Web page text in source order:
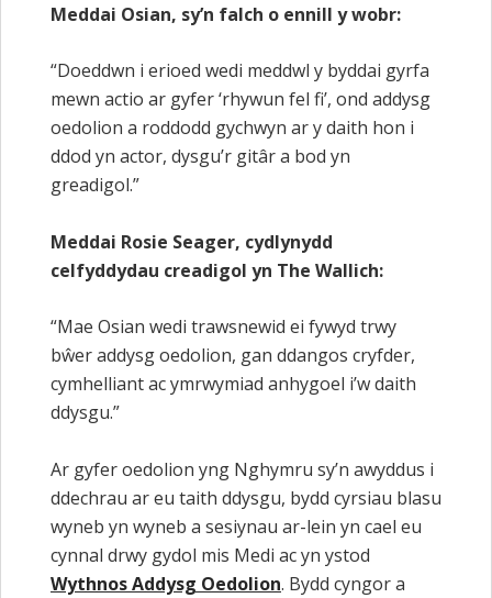
Meddai Osian, sy’n falch o ennill y wobr:
“Doeddwn i erioed wedi meddwl y byddai gyrfa
mewn actio ar gyfer ‘rhywun fel fi’, ond addysg
oedolion a roddodd gychwyn ar y daith hon i
ddod yn actor, dysgu’r gitâr a bod yn
greadigol.”
Meddai Rosie Seager, cydlynydd
celfyddydau creadigol yn The Wallich:
“Mae Osian wedi trawsnewid ei fywyd trwy
bŵer addysg oedolion, gan ddangos cryfder,
cymhelliant ac ymrwymiad anhygoel i’w daith
ddysgu.”
Ar gyfer oedolion yng Nghymru sy’n awyddus i
ddechrau ar eu taith ddysgu, bydd cyrsiau blasu
wyneb yn wyneb a sesiynau ar-lein yn cael eu
cynnal drwy gydol mis Medi ac yn ystod
Wythnos Addysg Oedolion. Bydd cyngor a